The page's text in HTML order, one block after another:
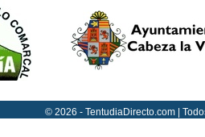
© 2026 - TentudiaDirecto.com |